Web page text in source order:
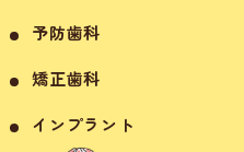
予防歯科
矯正歯科
インプラント